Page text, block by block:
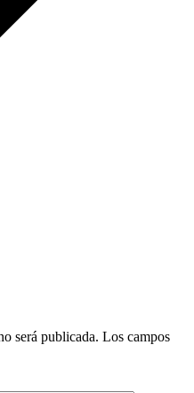
será publicada. Los campos